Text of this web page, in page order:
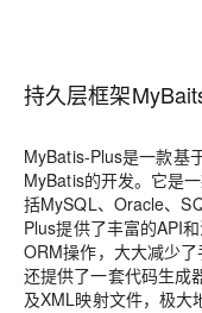
持久层框架
MyBatis-Plus是一款基
MyBatis的开发。它是
括MySQL、Oracle、
Plus提供了丰富的API
ORM操作，大大减少
还提供了一套代码生成
及XML映射文件，极大